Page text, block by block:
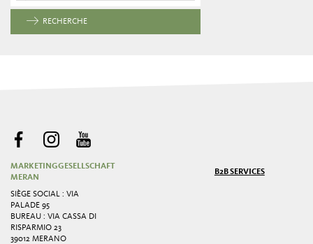
RECHERCHE
MARKETINGGESELLSCHAFT
MERAN
SIÈGE SOCIAL : VIA
PALADE 95
BUREAU : VIA CASSA DI
RISPARMIO 23
39012 MERANO
B2B SERVICES